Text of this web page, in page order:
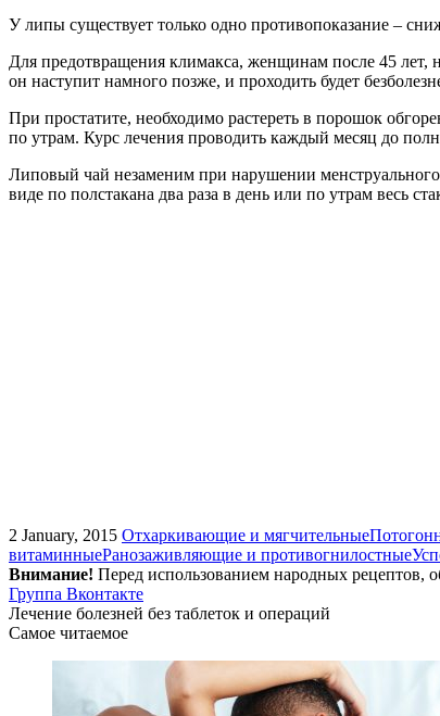
У липы существует только одно противопоказание –
Для предотвращения климакса, женщинам после 45 лет,
он наступит намного позже, и проходить будет
При простатите, необходимо растереть в порошок
по утрам. Курс лечения проводить каждый месяц до
Липовый чай незаменим при нарушении
виде по полстакана два раза в день или по утрам весь
2 January, 2015 Отхаркивающие и мягчительные
витаминныеРанозаживляющие и противогнилостные
Внимание! Перед использованием народных рецептов,
Группа Вконтакте
Лечение болезней без таблеток и операций
Самое читаемое